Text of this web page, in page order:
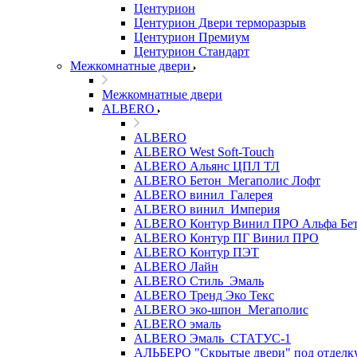
Центурион
Центурион Двери терморазрыв
Центурион Премиум
Центурион Стандарт
Межкомнатные двери
Межкомнатные двери
ALBERO
ALBERO
ALBERO West Soft-Touch
ALBERO Альянс ЦПЛ ТЛ
ALBERO Бетон_Мегаполис Лофт
ALBERO винил_Галерея
ALBERO винил_Империя
ALBERO Контур Винил ПРО Альфа
ALBERO Контур ПГ Винил ПРО
ALBERO Контур ПЭТ
ALBERO Лайн
ALBERO Стиль_Эмаль
ALBERO Тренд Эко Текс
ALBERO эко-шпон_Мегаполис
ALBERO эмаль
ALBERO Эмаль_СТАТУС-1
АЛЬБЕРО "Скрытые двери" под